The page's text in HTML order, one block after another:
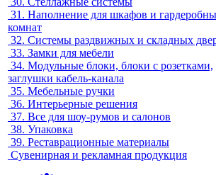
31. Наполнение для шкафов и
комнат
32. Системы раздвижных и складных
33. Замки для мебели
34. Модульные блоки, блоки с розетками,
заглушки кабель-канала
35. Мебельные ручки
36. Интерьерные решения
37. Все для шоу-румов и салонов
38. Упаковка
39. Реставрационные материалы
Сувенирная и рекламная продукция